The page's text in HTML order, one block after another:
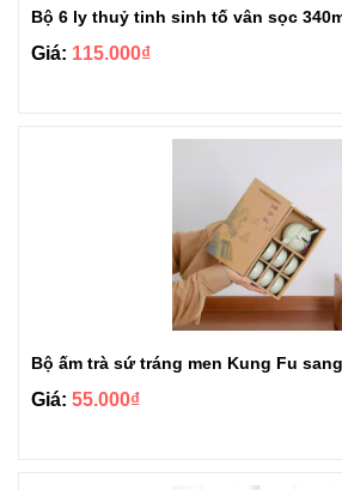
Bộ 6 ly thuỷ tinh sinh tố vân sọc
Giá: 115.000₫
Bộ ấm trà sứ tráng men Kung Fu
Giá: 55.000₫